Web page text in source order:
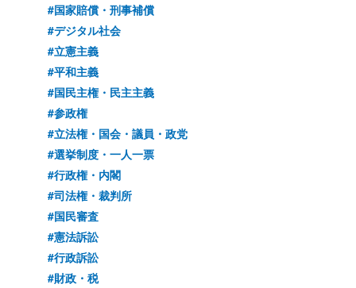
#国家賠償・刑事補償
#デジタル社会
#立憲主義
#平和主義
#国民主権・民主主義
#参政権
#立法権・国会・議員・政党
#選挙制度・一人一票
#行政権・内閣
#司法権・裁判所
#国民審査
#憲法訴訟
#行政訴訟
#財政・税